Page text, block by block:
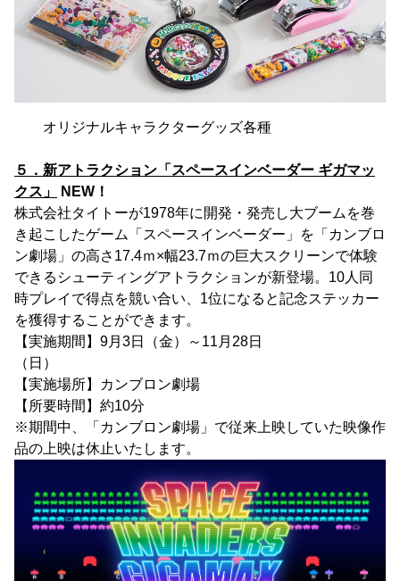
オリジナルキャラクターグッズ各種
５．新アトラクション「スペースインベーダー ギガマッ
クス」
NEW！
株式会社タイトーが1978年に開発・発売し大ブームを巻
き起こしたゲーム「スペースインベーダー」を「カンブロ
ン劇場」の高さ17.4ｍ×幅23.7ｍの巨大スクリーンで体験
できるシューティングアトラクションが新登場。10人同
時プレイで得点を競い合い、1位になると記念ステッカー
を獲得することができます。
【実施期間】9月3日（金）～11月28日
（日）
【実施場所】カンブロン劇場
【所要時間】約10分
※期間中、「カンブロン劇場」で従来上映していた映像作
品の上映は休止いたします。